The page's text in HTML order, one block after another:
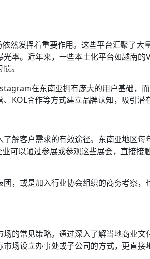
然发挥着重要作用。这些平台汇聚了大
率。近年来，一些本土化平台如越南的
。
在东南亚拥有庞大的用户基础，
KOL合作等方式建立品牌认知，吸引潜
解客户需求的有效途径。东南亚地区每
可以通过参展或参观这些展会，直接接
，或是加入行业协会组织的商务考察，
的常见策略。通过深入了解当地商业文
场设立办事处或子公司的方式，更直接